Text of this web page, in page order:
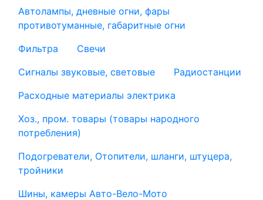
Автолампы, дневные огни, фары
противотуманные, габаритные огни
Фильтра
Свечи
Сигналы звуковые, световые
Радиостанции
Расходные материалы электрика
Хоз., пром. товары (товары народного
потребления)
Подогреватели, Отопители, шланги, штуцера,
тройники
Шины, камеры Авто-Вело-Мото